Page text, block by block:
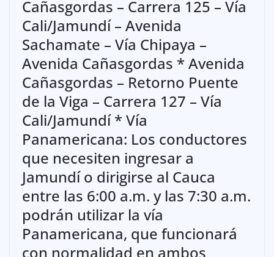
Cañasgordas – Carrera 125 – Vía
Cali/Jamundí – Avenida
Sachamate – Vía Chipaya –
Avenida Cañasgordas * Avenida
Cañasgordas – Retorno Puente
de la Viga – Carrera 127 – Vía
Cali/Jamundí * Vía
Panamericana: Los conductores
que necesiten ingresar a
Jamundí o dirigirse al Cauca
entre las 6:00 a.m. y las 7:30 a.m.
podrán utilizar la vía
Panamericana, que funcionará
con normalidad en ambos